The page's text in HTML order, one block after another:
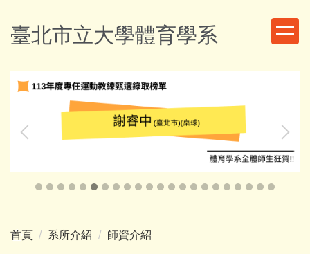
到
主
臺北市立大學體育學系
首頁 系所介紹 師資介紹